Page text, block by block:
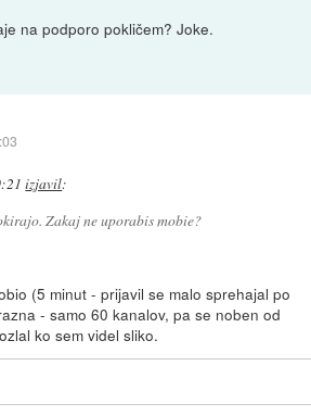
na podporo pokličem? Joke.
izjavil:
Zakaj ne uporabis mobie?
(5 minut - prijavil se malo sprehajal po
- samo 60 kanalov, pa se noben od
ko sem videl sliko.